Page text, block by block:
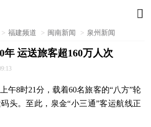

> 福建频道 > 闽南新闻 > 泉州新闻
年 运送旅客超160万人次
午8时21分，载着60名旅客的“八方”轮
头。至此，泉金“小三通”客运航线正